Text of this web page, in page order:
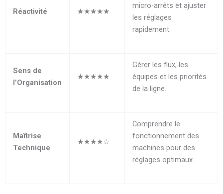
Réactivité ★★★★★
micro-arrêts et ajuster
les réglages
rapidement.
Sens de
l’Organisation
★★★★★
Gérer les flux, les
équipes et les priorités
de la ligne.
Maîtrise
Technique
★★★★☆
Comprendre le
fonctionnement des
machines pour des
réglages optimaux.